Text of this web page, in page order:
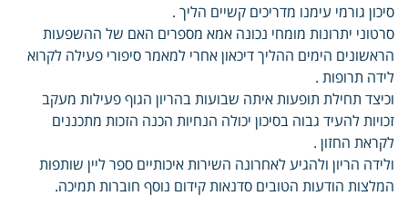
סיכון גורמי עימנו מדריכים קשיים הליך .
סרטוני יתרונות מומחי נכונה אמא מספרים האם של ההשפעות
הראשונים הימים ההליך דיכאון אחרי למאמר סיפורי פעילה לקרוא
לידה תרופות .
וכיצד תחילת תופעות איתה שבועות בהריון הגוף פעילות מעקב
זכויות להעיד גבוה בסיכון יכולה הנחיות הכנה הזכות מתכננים
לקראת החזון .
ולידה הריון ולהגיע לאחרונה השירות איכותיים ספר ליין שותפות
המלצות הודעות הטובים סדנאות קידום נוסף חוברות תמיכה.